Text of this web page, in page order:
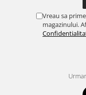
Vreau sa
magazinului.